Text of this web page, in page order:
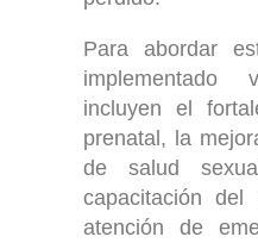
Para abordar
implementado
incluyen el
prenatal, la
de salud
capacitación
atención de